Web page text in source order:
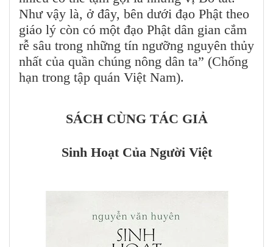
Như vậy là, ở đây, bên dưới đạo Phật theo
giáo lý còn có một đạo Phật dân gian cắm
rễ sâu trong những tín ngưỡng nguyên thủy
nhất của quần chúng nông dân ta” (Chống
hạn trong tập quán Việt Nam).
SÁCH CÙNG TÁC GIẢ
Sinh Hoạt Của Người Việt